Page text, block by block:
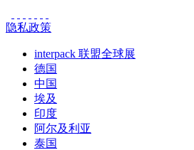
隐私政策
interpack 联盟全球展
德国
中国
埃及
印度
阿尔及利亚
泰国